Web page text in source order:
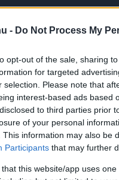
- Do Not Process My
opt-out of the sale, sharing
for targeted
selection. Please note that
interest-based ads based
to third parties prior
of your personal
This information may also be
Participants that may further
that this website/app uses
kövess minket aCsakfoci
kapott ki
Kupa
idegenben lépett
nem születik
a hazaiaknak. A
a